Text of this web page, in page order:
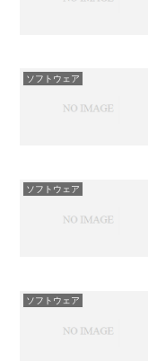
ソフトウェア
ソフトウェア
ソフトウェア